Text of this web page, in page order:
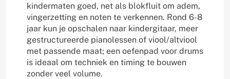
kindermaten goed, net als blokfluit om adem,
vingerzetting en noten te verkennen. Rond 6-8
jaar kun je opschalen naar kindergitaar, meer
gestructureerde pianolessen of viool/altviool
met passende maat; een oefenpad voor drums
is ideaal om techniek en timing te bouwen
zonder veel volume.